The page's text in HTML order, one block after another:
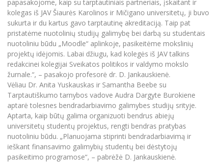
Mokymų LAB
Mokslo naujienos
Kasmetiniai mokslo renginiai
Naujienos
Tarptautiškumas
Studentams
Studentams
Darbuotojams
Partnerystės
Azijos centras
Vilniaus Karaliaus Sedžiongo institutas
Darbuotojams
Partnerystės
Azijos centras
Vilniaus Karaliaus Sedžiongo institutas
Frankofoniškų šalių studijų centras
Darnus vystymasis
Privatumo politika
Negalia ir individualieji poreikiai
Viešai skelbiama informacija
Parama Ukrainai
Civilinė sauga
Pedagogų rengimas
Doktorantūros studijos
Profesinės bakalauro studijos
Personalo valdymo centras
Privačių interesų deklaravimas
Informacija naujiems darbuotojams
Studijų Moodle (studijų vykdymui)
Darbuotojų Moodle (kompetencijų tobulinimui)
Studijų tvarkaraštis
Informacinė sistema "Studijos"
Darbuotojų elektroninis paštas
Daugiafaktorinė autentifikacija universiteto
darbuotojams (MFA)
papasakojome, kaip su tarptautiniais partneriais, įskaitant ir
kolegas iš JAV Šiaurės Karolinos ir Mičigano universitetų, ji buvo
sukurta ir du kartus gavo tarptautinę akreditaciją. Taip pat
pristatėme nuotolinių studijų galimybę bei darbą su studentais
nuotoliniu būdu „Moodle“ aplinkoje, pasikeitėme mokslinių
projektų idėjomis. Labai džiugu, kad kolegės iš JAV talkins
redakcinei kolegijai Sveikatos politikos ir valdymo mokslo
žurnale.“, – pasakojo profesorė dr. D. Jankauskienė.
Vėliau Dr. Anita Yuskauskas ir Samantha Beebe su
Tarptautiškumo tarnybos vadove Audra Dargyte Burokiene
aptarė tolesnes bendradarbiavimo galimybes studijų srityje.
Aptarta, kaip būtų galima organizuoti bendrus abiejų
universitetų studentų projektus, rengti bendras pratybas
nuotoliniu būdu. „Planuojama stiprinti bendradarbiavimą ir
ieškant finansavimo galimybių studentų bei dėstytojų
pasikeitimo programose“, – pabrėžė D. Jankauskienė.